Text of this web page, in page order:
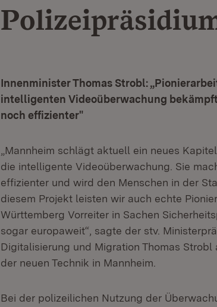
Innenminister Thomas Strobl:
intelligenten Videoüberwachung
noch effizienter"
„Mannheim schlägt aktuell ein neues
die intelligente Videoüberwachung. Sie
effizienter und wird den Menschen in der
diesem Projekt leisten wir auch echte
Württemberg Vorreiter in Sachen
sogar europaweit“, sagte der stv.
Digitalisierung und Migration Thomas Strobl
der neuen Technik in Mannheim.
Bei der polizeilichen Nutzung der